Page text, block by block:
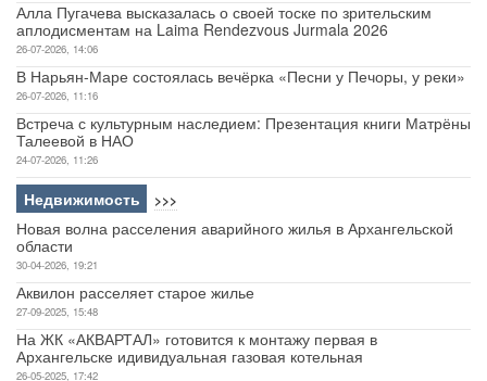
Алла Пугачева высказалась о своей тоске по зрительским
аплодисментам на Laima Rendezvous Jurmala 2026
26-07-2026, 14:06
В Нарьян-Маре состоялась вечёрка «Песни у Печоры, у реки»
26-07-2026, 11:16
Встреча с культурным наследием: Презентация книги Матрёны
Талеевой в НАО
24-07-2026, 11:26
Недвижимость >>>
Новая волна расселения аварийного жилья в Архангельской
области
30-04-2026, 19:21
Аквилон расселяет старое жилье
27-09-2025, 15:48
На ЖК «АКВАРТАЛ» готовится к монтажу первая в
Архангельске идивидуальная газовая котельная
26-05-2025, 17:42